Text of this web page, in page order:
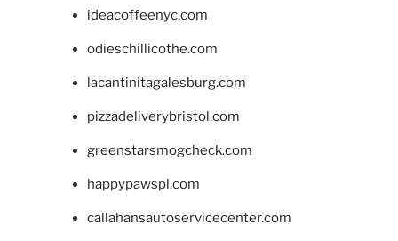
ideacoffeenyc.com
odieschillicothe.com
lacantinitagalesburg.com
pizzadeliverybristol.com
greenstarsmogcheck.com
happypawspl.com
callahansautoservicecenter.com